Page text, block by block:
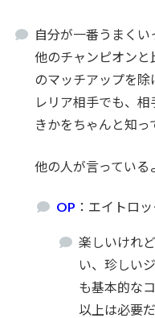
自分が一番うまくい
他のチャンピオンと
のマッチアップを
レリア相手でも、
きかをちゃんと知っ
他の人が言っている
OP ：エイトロ
楽しいけれ
い、珍しい
も基本的な
以上は必要だ